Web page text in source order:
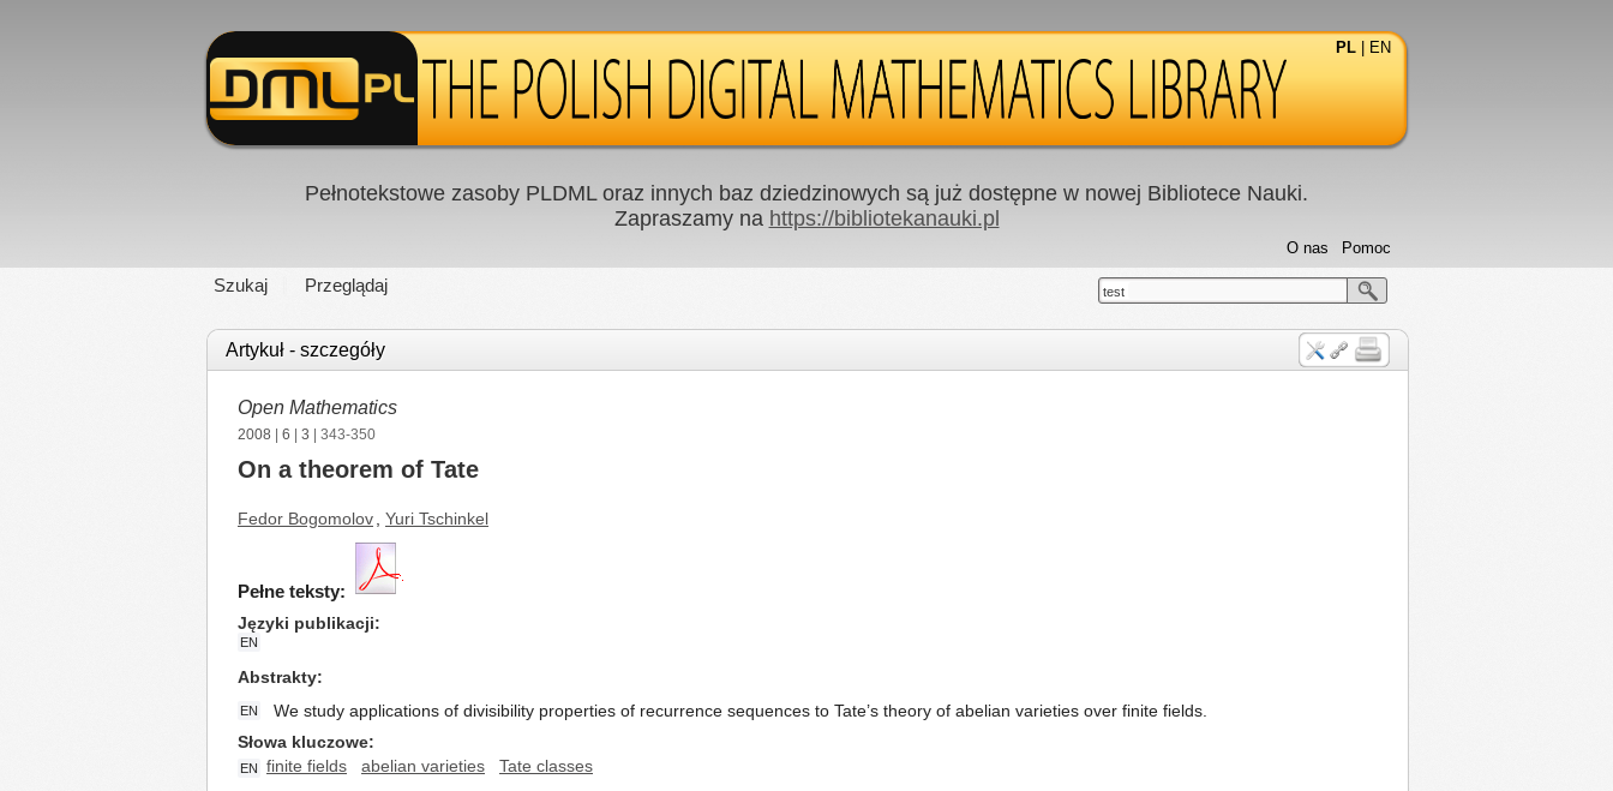
PL EN
Pełnotekstowe zasoby PLDML oraz innych baz dziedzinowych są już dostępne w nowej Bibliotece Nauki.
Zapraszamy na https://bibliotekanauki.pl
Szukaj Przeglądaj
Pomoc
O nas
test
Artykuł - szczegóły
Open Mathematics
2008 6 3 | 343-350
On a theorem of Tate
Fedor Bogomolov Yuri Tschinkel
Pełne teksty:
Języki publikacji
EN
Abstrakty
EN
We study applications of divisibility properties of recurrence sequences to Tate’s theory of abelian varieties over finite fields.
Słowa kluczowe
EN finite fields abelian varieties
Tate classes